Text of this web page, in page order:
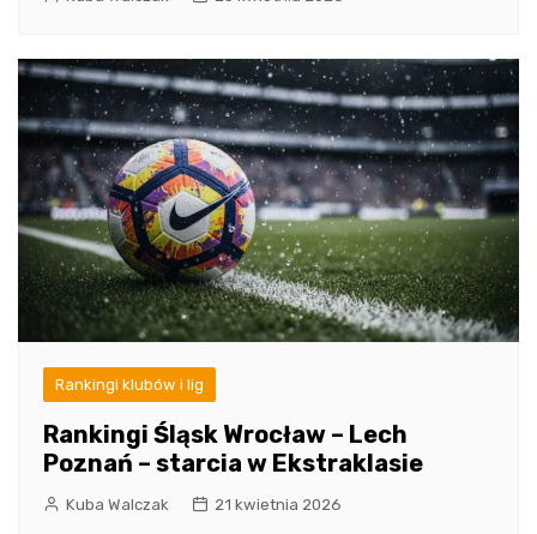
Rankingi klubów i lig
Rankingi Śląsk Wrocław – Lech
Poznań – starcia w Ekstraklasie
Kuba Walczak 21 kwietnia 2026